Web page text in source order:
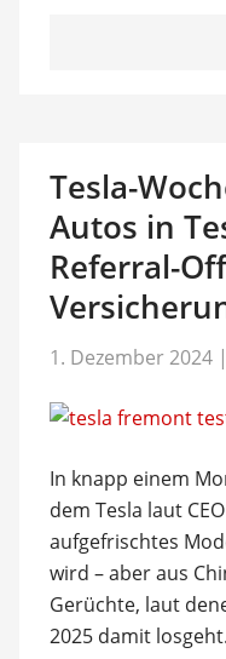
Tesla-
Autos in
Referral-
1. Dezember 2024 |
In knapp einem
dem Tesla laut
aufgefrischtes
wird – aber aus
Gerüchte, laut
2025 damit